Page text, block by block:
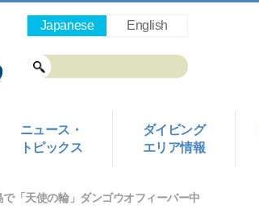
ニュース・
トピックス
ダイビング
エリア情報
Japanese English
で「天使の輪」ダンゴウオフィーバー中